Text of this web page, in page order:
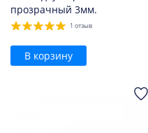
прозрачный 3мм.
1 отзыв
В корзину